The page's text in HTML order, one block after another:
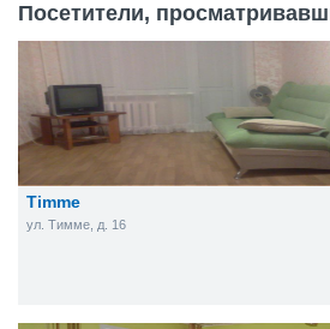
Посетители,
Timme
ул. Тимме, д. 16